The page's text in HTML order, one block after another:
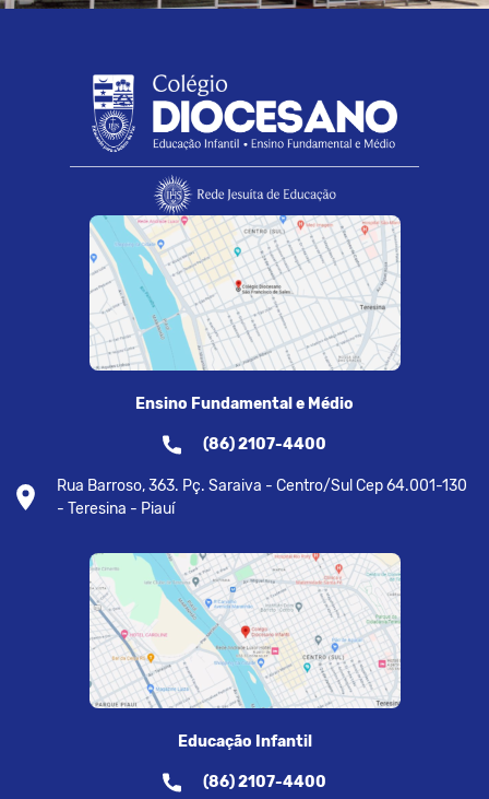
Ensino Fundamental e Médio
(86) 2107-4400
Rua Barroso, 363. Pç. Saraiva - Centro/Sul Cep 64.001-130
- Teresina - Piauí
Educação Infantil
(86) 2107-4400